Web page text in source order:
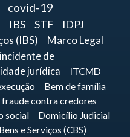
covid-19
IBS STF
IDPJ
(IBS)
Marco Legal
incidente de
jurídica
ITCMD
Bem de família
fraude contra credores
social
Domicílio Judicial
e Serviços (CBS)